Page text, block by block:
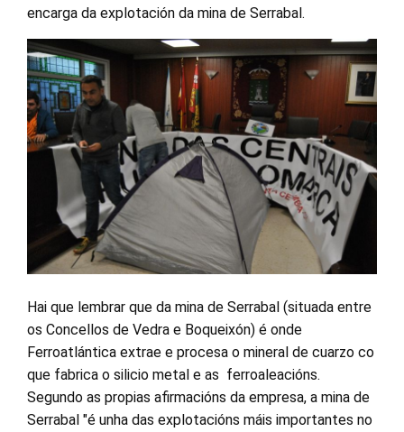
encarga da explotación da mina de Serrabal.
Hai que lembrar que da mina de Serrabal (situada entre
os Concellos de Vedra e Boqueixón) é onde
Ferroatlántica extrae e procesa o mineral de cuarzo co
que fabrica o silicio metal e as ferroaleacións.
Segundo as propias afirmacións da empresa, a mina de
Serrabal "é unha das explotacións máis importantes no